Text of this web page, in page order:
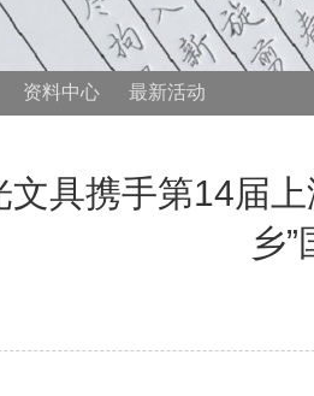
资料中心 最新活动
文具携手第14届
乡